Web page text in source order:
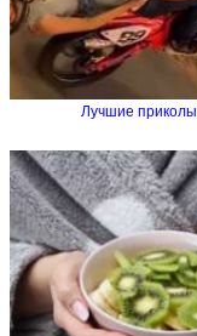
Лучшие приколы